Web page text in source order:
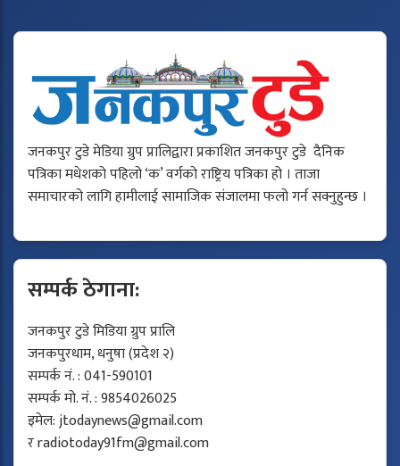
जनकपुर टुडे मेडिया ग्रुप प्रालिद्वारा प्रकाशित जनकपुर टुडे दैनिक
पत्रिका मधेशको पहिलो ‘क’ वर्गको राष्ट्रिय पत्रिका हो । ताजा
समाचारको लागि हामीलाई सामाजिक संजालमा फलो गर्न सक्नुहुन्छ ।
सम्पर्क ठेगाना:
जनकपुर टुडे मिडिया ग्रुप प्रालि
जनकपुरधाम, धनुषा (प्रदेश २)
सम्पर्क नं. : 041-590101
सम्पर्क मो. नं. : 9854026025
इमेल:jtodaynews@gmail.com
रradiotoday91fm@gmail.com